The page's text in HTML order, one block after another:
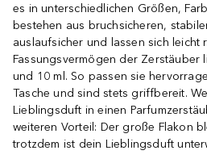
es in unterschiedlichen Größen,
bestehen aus bruchsicheren,
auslaufsicher und lassen sich leicht
Fassungsvermögen der Zerstäuber
und 10 ml. So passen sie
Tasche und sind stets griffbereit.
Lieblingsduft in einen
weiteren Vorteil: Der große Flakon
trotzdem ist dein Lieblingsduft